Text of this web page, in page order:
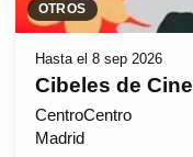
OTROS
Hasta el 8 sep 2026
Cibeles de Cine
CentroCentro
Madrid